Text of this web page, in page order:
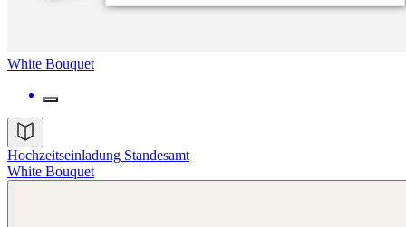
White Bouquet
Hochzeitseinladung Standesamt
White Bouquet